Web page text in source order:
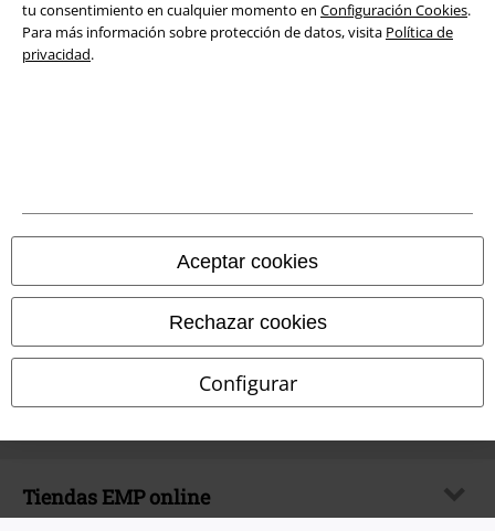
tu consentimiento en cualquier momento en Configuración Cookies.
Para más información sobre protección de datos, visita Política de
privacidad.
Aceptar cookies
Rechazar cookies
Configurar
Todos los precios incluyen el IVA pero no losgastos de transporte
© 1986-2026 E.M.P. Merchandising HGmbH
EMP International
EMP Deutschland
EMP Česká Republika
EMP Norge
EMP Schweiz
EMP Suomi